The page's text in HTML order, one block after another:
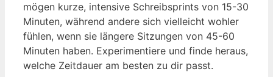
mögen kurze, intensive Schreibsprints von 15-30
Minuten, während andere sich vielleicht ‌wohler
fühlen, wenn sie längere ‌Sitzungen von 45-60
Minuten haben. ⁤Experimentiere und‌ finde heraus,
welche Zeitdauer am besten zu dir passt.